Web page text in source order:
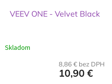
VEEV ONE - Velvet Black
Skladom
8,86 € bez DPH
10,90 €